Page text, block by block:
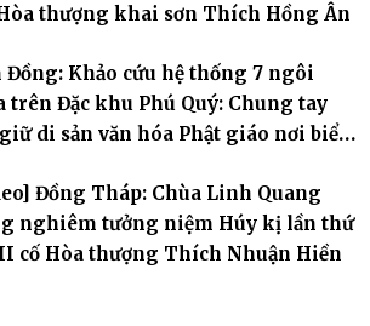
thượng khai sơn Thích Hồng Ân
Đồng: Khảo cứu hệ thống 7 ngôi
trên Đặc khu Phú Quý: Chung tay
di sản văn hóa Phật giáo nơi biển
Đồng Tháp: Chùa Linh Quang
nghiêm tưởng niệm Húy kị lần thứ
cố Hòa thượng Thích Nhuận Hiền